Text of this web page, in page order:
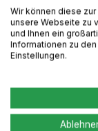
Regulärer
8,01 €
Wir können diese
unsere Webseite zu
und Ihnen ein
Informationen zu
Einstellungen.